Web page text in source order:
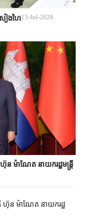
ៀងហៃ15-Jul-2026
ម៉ាណែត នាយករដ្ឋមន្ត្រី
ហ៊ុន ម៉ាណែត នាយករដ្ឋ